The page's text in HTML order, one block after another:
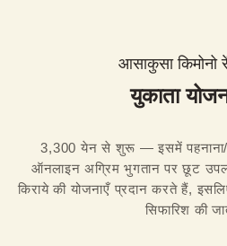
आसाकुसा किमोनो
युकाता
3,300 येन से शुरू — इसमें पहनाना/
ऑनलाइन अग्रिम भुगतान पर छूट
किराये की योजनाएँ प्रदान करते हैं,
सिफारिश की